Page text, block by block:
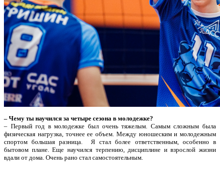
– Чему ты научился за четыре сезона в молодежке?
– Первый год в молодежке был очень тяжелым. Самым сложным была
физическая нагрузка, точнее ее объем. Между юношеским и молодежным
спортом большая разница. Я стал более ответственным, особенно в
бытовом плане. Еще научился терпению, дисциплине и взрослой жизни
вдали от дома. Очень рано стал самостоятельным.